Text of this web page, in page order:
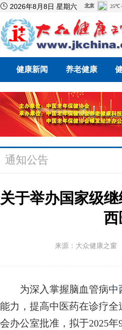
 2026年8月8日 星期六
健康新闻 养老健康
通知公告
关于举办国家级
西
来源：大众健康之
为深入掌握脑血管病中
能力，提高中医药在诊疗
会办公室批准，拟于2025